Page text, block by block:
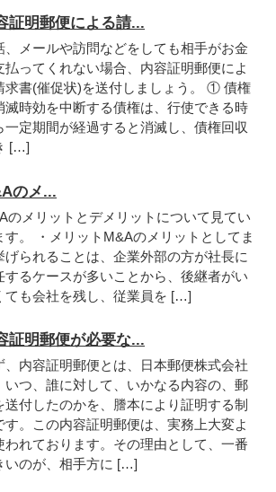
証明郵便による請...
、メールや訪問などをしても相手がお金
払ってくれない場合、内容証明郵便によ
求書(催促状)を送付しましょう。 ① 債権
滅時効を中断する債権は、行使できる時
一定期間が経過すると消滅し、債権回収
[…]
のメ...
のメリットとデメリットについて見てい
す。 ・メリットM&Aのメリットとしてま
げられることは、企業外部の方が社長に
するケースが多いことから、後継者がい
ても会社を残し、従業員を […]
証明郵便が必要な...
、内容証明郵便とは、日本郵便株式会社
いつ、誰に対して、いかなる内容の、郵
送付したのかを、謄本により証明する制
す。この内容証明郵便は、実務上大変よ
われております。その理由として、一番
いのが、相手方に […]